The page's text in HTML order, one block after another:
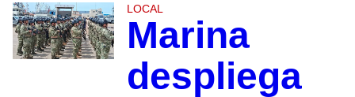
LOCAL
Marina
despliega